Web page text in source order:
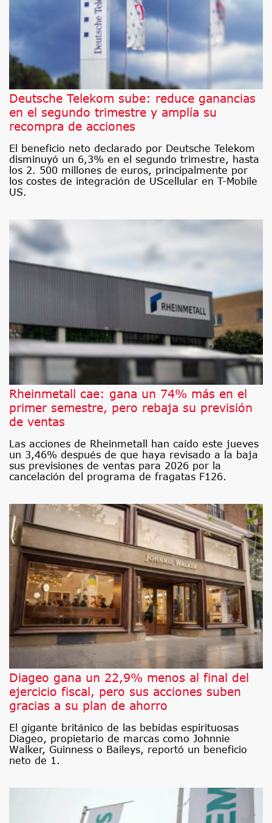
Deutsche Telekom sube: reduce ganancias
en el segundo trimestre y amplía su
recompra de acciones
El beneficio neto declarado por Deutsche Telekom
disminuyó un 6,3% en el segundo trimestre, hasta
los 2. 500 millones de euros, principalmente por
los costes de integración de UScellular en T-Mobile
US.
Rheinmetall cae: gana un 74% más en el
primer semestre, pero rebaja su previsión
de ventas
Las acciones de Rheinmetall han caído este jueves
un 3,46% después de que haya revisado a la baja
sus previsiones de ventas para 2026 por la
cancelación del programa de fragatas F126.
Diageo gana un 22,9% menos al final del
ejercicio fiscal, pero sus acciones suben
gracias a su plan de ahorro
El gigante británico de las bebidas espirituosas
Diageo, propietario de marcas como Johnnie
Walker, Guinness o Baileys, reportó un beneficio
neto de 1.